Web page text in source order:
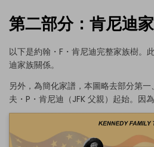
第二部分：肯尼迪
以下是約翰・F・肯尼迪完整家族樹。
迪家族關係。
另外，為簡化家譜，本圖略去部分第
夫・P・肯尼迪（JFK 父親）起始。因